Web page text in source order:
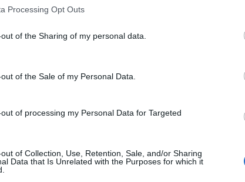
Processing Opt Outs
of the Sharing of my personal data.
of the Sale of my Personal Data.
of processing my Personal Data for Targeted
of Collection, Use, Retention, Sale, and/or Sharing
Data that Is Unrelated with the Purposes for which it
som arrangeres fra 26. februar til 9.
10 kilometer klassisk med individuell start på